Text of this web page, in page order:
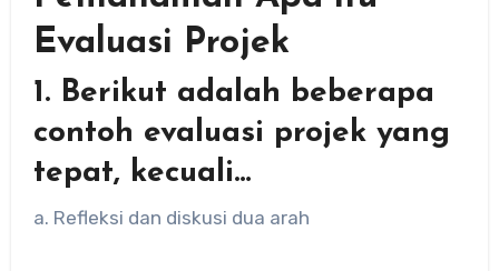
Evaluasi Projek
1. Berikut adalah beberapa
contoh evaluasi projek yang
tepat, kecuali…
a. Refleksi dan diskusi dua arah